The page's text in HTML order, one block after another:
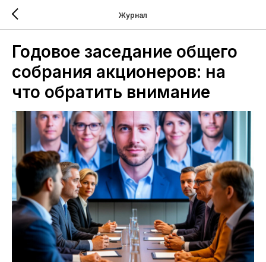
Журнал
Годовое заседание общего
собрания акционеров: на
что обратить внимание